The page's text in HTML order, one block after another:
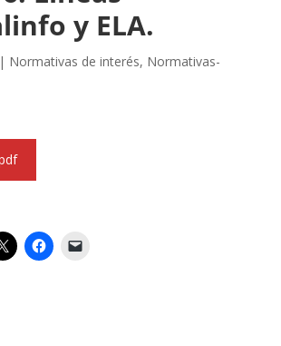
y ELA.
| Normativas de interés, Normativas-